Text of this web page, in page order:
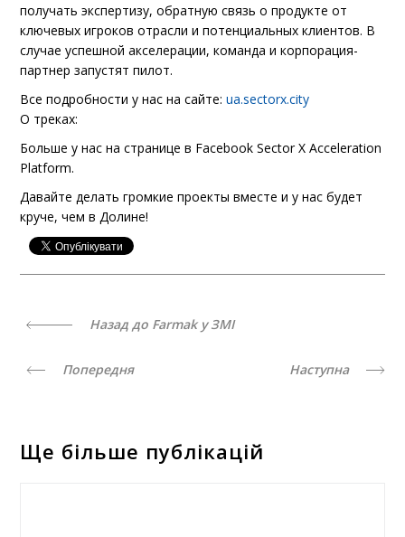
получать экспертизу, обратную связь о продукте от
ключевых игроков отрасли и потенциальных клиентов. В
случае успешной акселерации, команда и корпорация-
партнер запустят пилот.
Все подробности у нас на сайте:ua.sectorx.city
О треках:
Больше у нас на странице в Facebook Sector X Acceleration
Platform.
Давайте делать громкие проекты вместе и у нас будет
круче, чем в Долине!
Назад до Farmak у ЗМІ
Попередня Наступна
Ще більше публікацій